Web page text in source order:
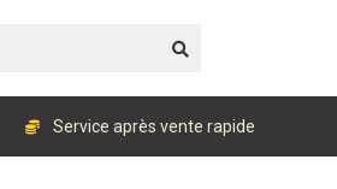
Service après vente rapide